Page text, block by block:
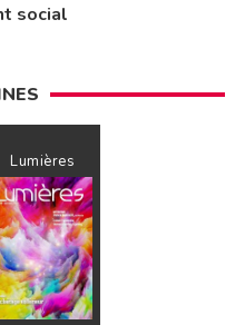
social
Lumières